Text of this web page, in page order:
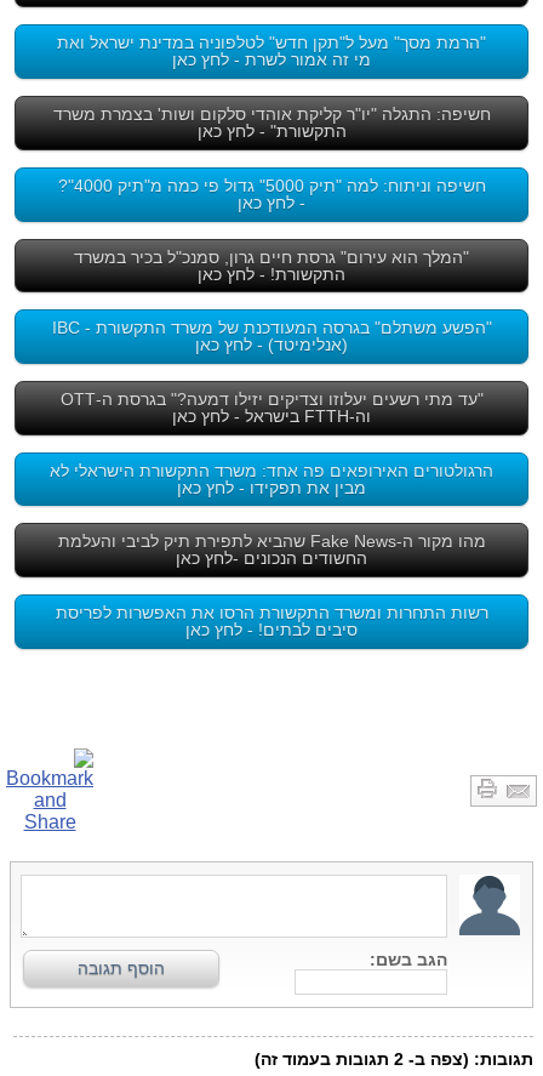
"הרמת מסך" מעל ל"תקן חדש" לטלפוניה במדינת ישראל ואת
מי זה אמור לשרת - לחץ כאן
חשיפה: התגלה "יו"ר קליקת אוהדי סלקום ושות' בצמרת משרד
התקשורת" - לחץ כאן
חשיפה וניתוח: למה "תיק 5000" גדול פי כמה מ"תיק 4000"?
- לחץ כאן
"המלך הוא עירום" גרסת חיים גרון, סמנכ"ל בכיר במשרד
התקשורת! - לחץ כאן
"הפשע משתלם" בגרסה המעודכנת של משרד התקשורת - IBC
(אנלימיטד) - לחץ כאן
"עד מתי רשעים יעלוזו וצדיקים יזילו דמעה?" בגרסת ה-OTT
וה-FTTH בישראל - לחץ כאן
הרגולטורים האירופאים פה אחד: משרד התקשורת הישראלי לא
מבין את תפקידו - לחץ כאן
מהו מקור ה-Fake News שהביא לתפירת תיק לביבי והעלמת
החשודים הנכונים -לחץ כאן
רשות התחרות ומשרד התקשורת הרסו את האפשרות לפריסת
סיבים לבתים! - לחץ כאן